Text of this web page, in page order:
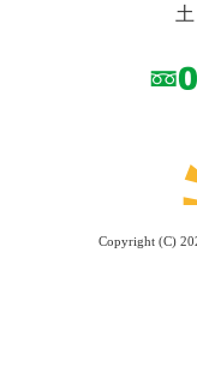
Copyright (C)